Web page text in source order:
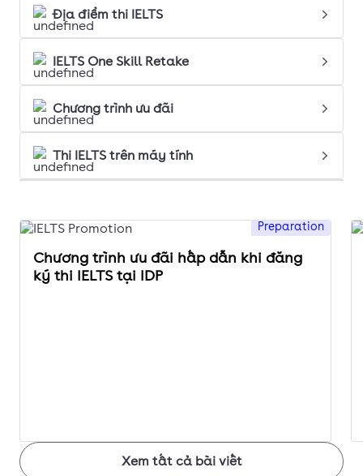
Địa điểm thi IELTS
IELTS One Skill Retake
Chương trình ưu đãi
Thi IELTS trên máy tính
Xem tất cả bài viết
Preparation
Chương trình ưu đãi hấp dẫn khi đăng
ký thi IELTS tại IDP